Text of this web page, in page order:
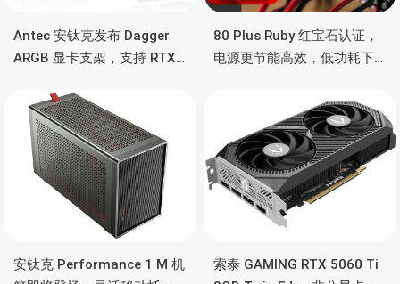
Antec 安钛克发布 Dagger
ARGB 显卡支架，支持 RTX
彩灯效
80 Plus Ruby 红宝石认证，
电源更节能高效，低功耗下
安钛克 Performance 1 M 机
索泰 GAMING RTX 5060 Ti